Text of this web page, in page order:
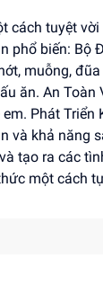
tuyệt
biến: Bộ
muỗng,
ăn. An
Phát Triển
và khả năng
tạo ra các
một cách